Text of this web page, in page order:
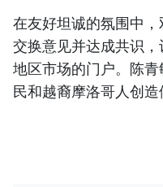
在友好坦诚的氛围中
交换意见并达成共识
地区市场的门户。陈
民和越裔摩洛哥人创造